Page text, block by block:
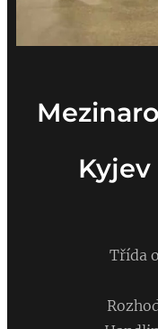
Kyjev
Třída